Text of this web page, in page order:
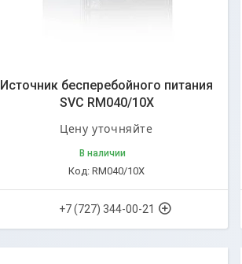
Источник бесперебойного питания
SVC RM040/10X
Цену уточняйте
В наличии
RM040/10X
+7 (727) 344-00-21